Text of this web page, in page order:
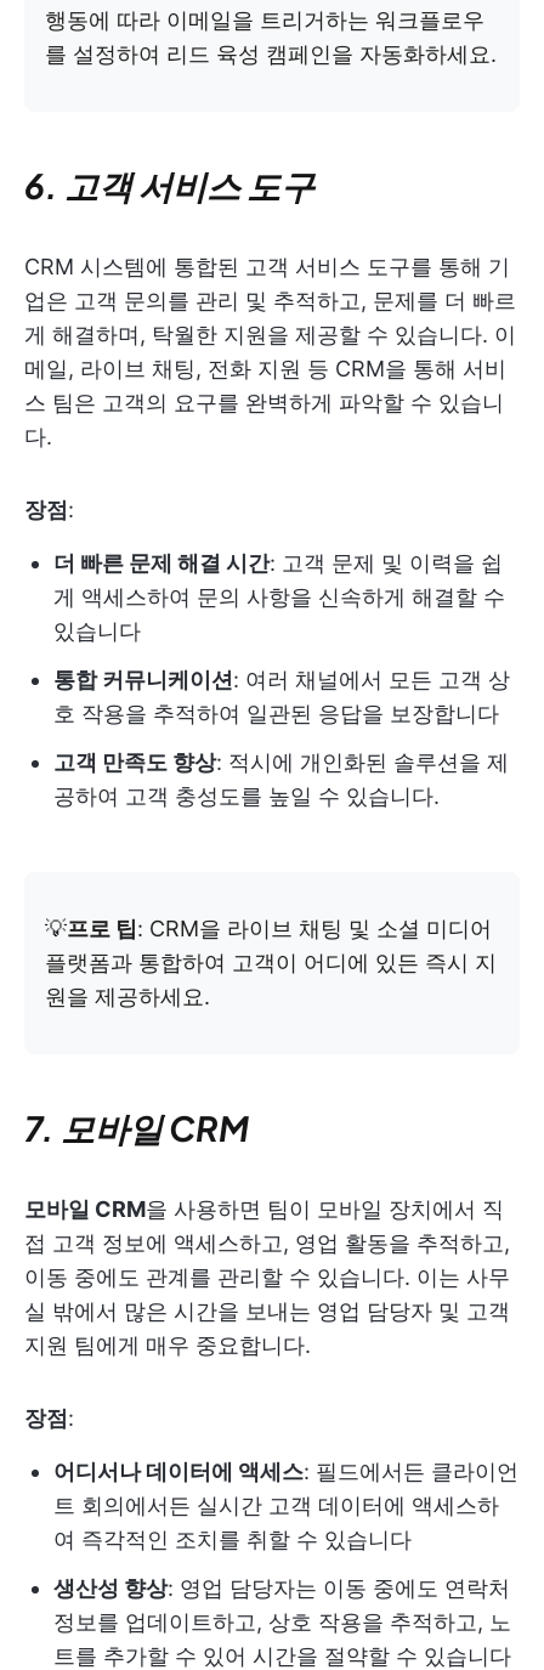
행동에 따라 이메일을 트리거하는 워크플로우
를 설정하여 리드 육성 캠페인을 자동화하세요.
6. 고객 서비스 도구
CRM 시스템에 통합된 고객 서비스 도구를 통해 기
업은 고객 문의를 관리 및 추적하고, 문제를 더 빠르
게 해결하며, 탁월한 지원을 제공할 수 있습니다. 이
메일, 라이브 채팅, 전화 지원 등 CRM을 통해 서비
스 팀은 고객의 요구를 완벽하게 파악할 수 있습니
다.
장점 :
더 빠른 문제 해결 시간: 고객 문제 및 이력을 쉽
게 액세스하여 문의 사항을 신속하게 해결할 수
있습니다
통합 커뮤니케이션 : 여러 채널에서 모든 고객 상
호 작용을 추적하여 일관된 응답을 보장합니다
고객 만족도 향상: 적시에 개인화된 솔루션을 제
공하여 고객 충성도를 높일 수 있습니다.
💡프로 팁: CRM을 라이브 채팅 및 소셜 미디어
플랫폼과 통합하여 고객이 어디에 있든 즉시 지
원을 제공하세요.
7. 모바일 CRM
모바일 CRM을 사용하면 팀이 모바일 장치에서 직
접 고객 정보에 액세스하고, 영업 활동을 추적하고,
이동 중에도 관계를 관리할 수 있습니다. 이는 사무
실 밖에서 많은 시간을 보내는 영업 담당자 및 고객
지원 팀에게 매우 중요합니다.
장점 :
어디서나 데이터에 액세스: 필드에서든 클라이언
트 회의에서든 실시간 고객 데이터에 액세스하
여 즉각적인 조치를 취할 수 있습니다
생산성 향상: 영업 담당자는 이동 중에도 연락처
정보를 업데이트하고, 상호 작용을 추적하고, 노
트를 추가할 수 있어 시간을 절약할 수 있습니다